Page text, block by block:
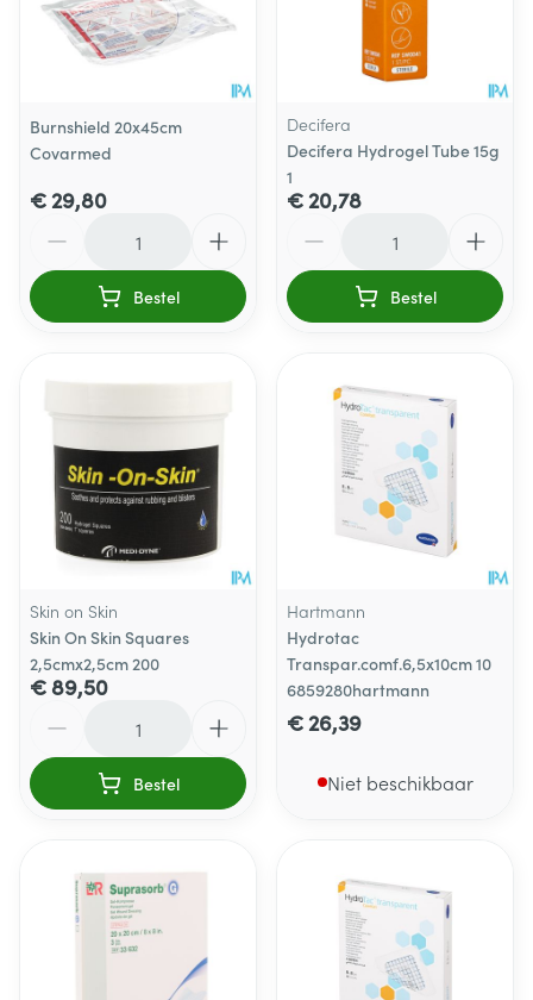
Burnshield 20x45cm
Covarmed
€ 29,80
Bestel
Decifera
Decifera Hydrogel Tube 15g
1
€ 20,78
Bestel
Skin on Skin
Skin On Skin Squares
2,5cmx2,5cm 200
€ 89,50
Bestel
Hartmann
Hydrotac
Transpar.comf.6,5x10cm 10
6859280hartmann
€ 26,39
Niet beschikbaar